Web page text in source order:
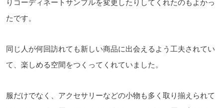
りコーディネートサンプルを変更したりしてくれたのもよかっ
たです。
同じ人が何回訪れても新しい商品に出会えるよう工夫されてい
て、楽しめる空間をつくってくれていました。
服だけでなく、アクセサリーなどの小物も多く取り揃えられて